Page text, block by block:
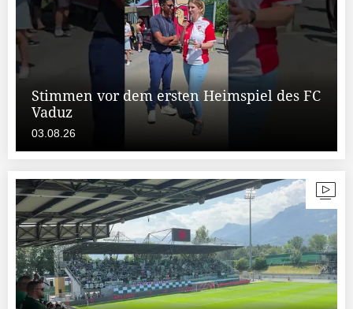
Stimmen vor dem ersten Heimspiel des FC
Vaduz
03.08.26